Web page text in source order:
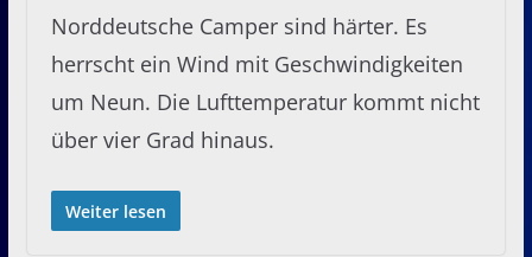
Norddeutsche Camper sind härter. Es
herrscht ein Wind mit Geschwindigkeiten
um Neun. Die Lufttemperatur kommt nicht
über vier Grad hinaus.
Weiter lesen